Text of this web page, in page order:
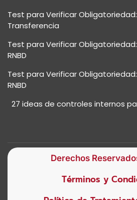
Test para Verificar
Transferencia
Test para Verificar Obligatoriedad:
RNBD
Test para Verificar Obligatoriedad:
RNBD
27 ideas de controles internos
Derechos
Términos y